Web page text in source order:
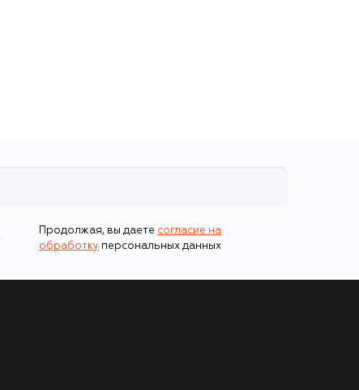
Продолжая, вы даете согласие на
обработку персональных данных